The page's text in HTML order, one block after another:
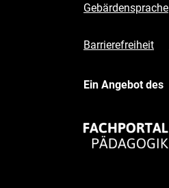
Gebärdensprache
Barrierefreiheit
Ein Angebot des